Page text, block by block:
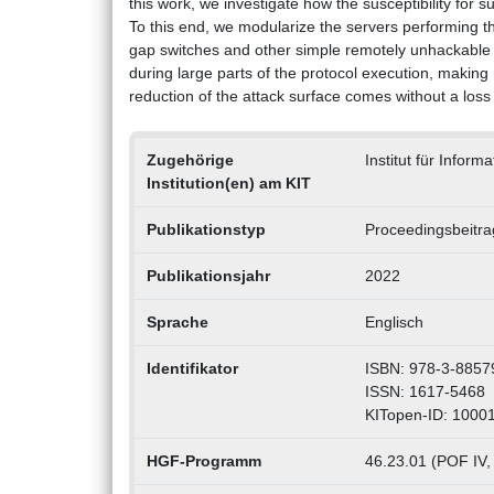
this work, we investigate how the susceptibility for
To this end, we modularize the servers performing
gap switches and other simple remotely
during large parts of the protocol execution,
reduction of the attack surface comes without a
Zugehörige
Institution(en) am KIT
Institut für
Publikationstyp
Publikationsjahr 2022
Sprache Englisch
Identifikator
ISBN: 978-3-
ISSN: 1617-5468
KITopen-ID:
HGF-Programm 46.23.01 (POF